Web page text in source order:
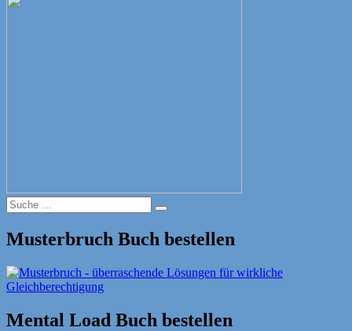
Suche
nach:
Suche
Musterbruch Buch bestellen
Mental Load Buch bestellen